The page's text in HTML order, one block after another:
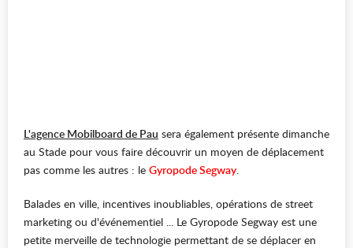
L'agence Mobilboard de Pau sera également présente dimanche
au Stade pour vous faire découvrir un moyen de déplacement
pas comme les autres : le Gyropode Segway.
Balades en ville, incentives inoubliables, opérations de street
marketing ou d'événementiel ... Le Gyropode Segway est une
petite merveille de technologie permettant de se déplacer en